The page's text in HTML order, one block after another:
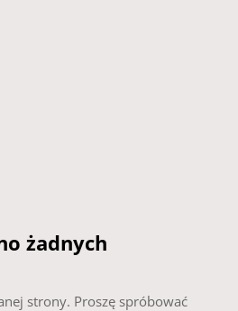
żadnych
strony. Proszę spróbować